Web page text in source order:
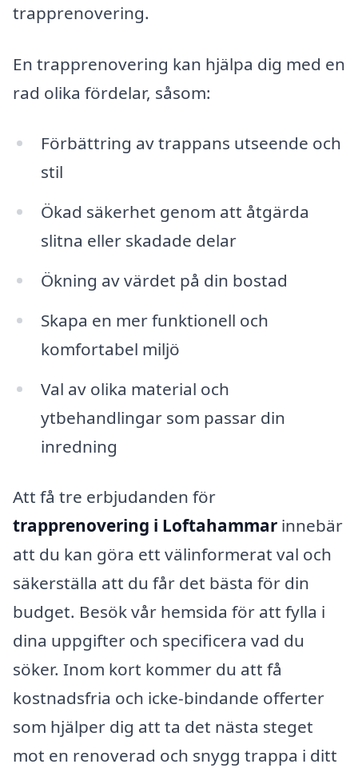
trapprenovering.
En trapprenovering kan hjälpa dig med en
rad olika fördelar, såsom:
Förbättring av trappans utseende och
stil
Ökad säkerhet genom att åtgärda
slitna eller skadade delar
Ökning av värdet på din bostad
Skapa en mer funktionell och
komfortabel miljö
Val av olika material och
ytbehandlingar som passar din
inredning
Att få tre erbjudanden för
trapprenovering i Loftahammar innebär
att du kan göra ett välinformerat val och
säkerställa att du får det bästa för din
budget. Besök vår hemsida för att fylla i
dina uppgifter och specificera vad du
söker. Inom kort kommer du att få
kostnadsfria och icke-bindande offerter
som hjälper dig att ta det nästa steget
mot en renoverad och snygg trappa i ditt